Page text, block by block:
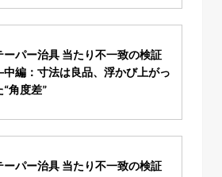
ーパー治具 当たり不一致の検証
編：寸法は良品、浮かび上がっ
“角度差”
ーパー治具 当たり不一致の検証